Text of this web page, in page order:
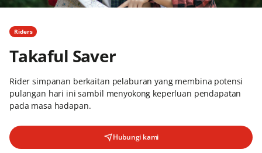
Riders
Takaful Saver
Rider simpanan berkaitan pelaburan yang membina potensi
pulangan hari ini sambil menyokong keperluan pendapatan
pada masa hadapan.
Hubungi kami